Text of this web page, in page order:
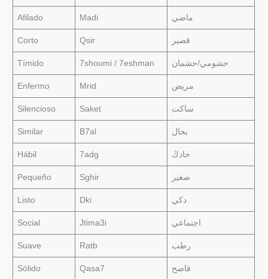
Afilado Madi ماضي
Corto Qsir قصير
Tímido 7shoumi / 7eshman حشومي/حشمان
Enfermo Mrid مريض
Silencioso Saket ساكت
Similar B7al بحال
Hábil 7adg حادڭ
Pequeño Sghir صغير
Listo Dki دكي
Social Jtima3i اجتماعي
Suave Ratb رطب
Sólido Qasa7 قاصح